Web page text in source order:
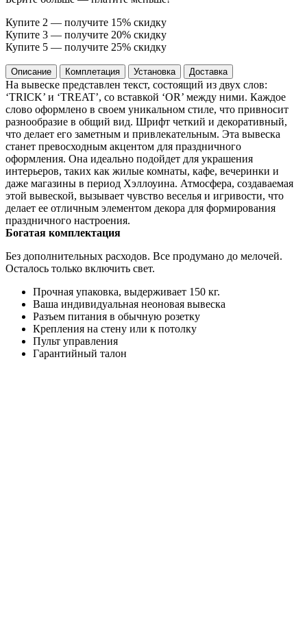
Купите 2 — получите 15% скидку
Купите 3 — получите 20% скидку
Купите 5 — получите 25% скидку
Описание Комплетация Установка Доставка
На вывеске представлен текст, состоящий из двух слов:
‘TRICK’ и ‘TREAT’, со вставкой ‘OR’ между ними. Каждое
слово оформлено в своем уникальном стиле, что привносит
разнообразие в общий вид. Шрифт четкий и декоративный,
что делает его заметным и привлекательным. Эта вывеска
станет превосходным акцентом для праздничного
оформления. Она идеально подойдет для украшения
интерьеров, таких как жилые комнаты, кафе, вечеринки и
даже магазины в период Хэллоуина. Атмосфера, создаваемая
этой вывеской, вызывает чувство веселья и игривости, что
делает ее отличным элементом декора для формирования
праздничного настроения.
Богатая комплектация
Без дополнительных расходов. Все продумано до мелочей.
Осталось только включить свет.
Прочная упаковка, выдерживает 150 кг.
Ваша индивидуальная неоновая вывеска
Разъем питания в обычную розетку
Крепления на стену или к потолку
Пульт управления
Гарантийный талон